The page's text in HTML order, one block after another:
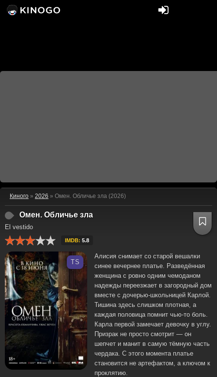
Киного » 2026 » Омен. Обличье зла (2026)
Омен. Обличье зла
El vestido
IMDB: 5.8
TS
Алисия снимает со старой вешалки
синее вечернее платье. Разведённая
женщина с ровно одним чемоданом
надежды переезжает в загородный дом
вместе с дочерью-школьницей Карлой.
Тишина здесь слишком плотная, а
каждая половица помнит чью-то боль.
Карла первой замечает девочку в углу.
Призрак не просто смотрит — он
шепчет и манит в самую тёмную часть
чердака. С этого момента платье
становится не артефактом, а ключом к
проклятию.